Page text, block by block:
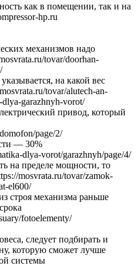
как в помещении, так и на
hp.ru
механизмов надо
tovar/doorhan-
на какой вес
tovar/alutech-an-
garazhnyh-vorot/
привод, который
page/2/
— 30%
dlya-vorot/garazhnyh/page/4/
на пределе мощности, то
mosvrata.ru/tovar/zamok-
el600/
строя механизма раньше
fotoelementy/
следует подбирать и
которую сможет лучше
системы